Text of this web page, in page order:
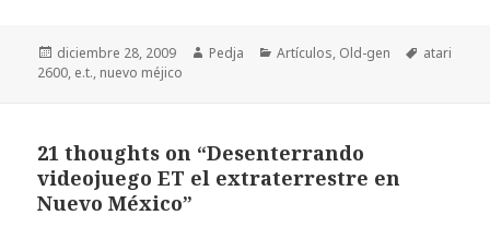
Publicado
el
diciembre 28, 2009 Autor
Pedja Categorías
Artículos, Old-gen Etiquetas
atari
2600, e.t., nuevo méjico
21 thoughts on “Desenterrando
videojuego ET el extraterrestre en
Nuevo México”